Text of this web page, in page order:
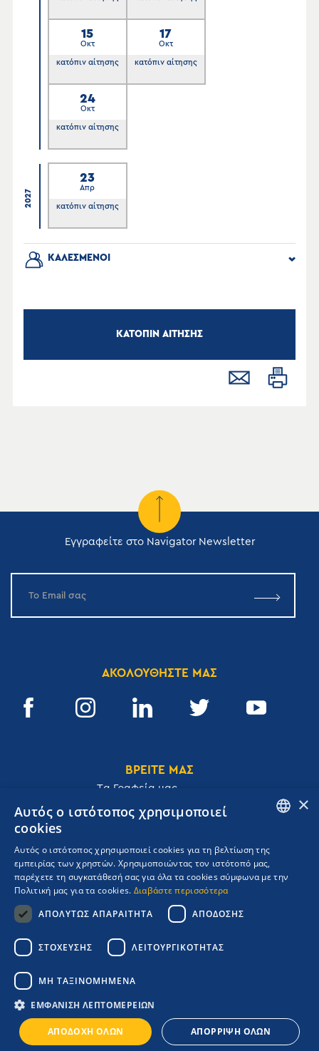
15
Οκτ
κατόπιν αίτησης
17
Οκτ
κατόπιν αίτησης
24
Οκτ
κατόπιν αίτησης
2027
23
Απρ
κατόπιν αίτησης
ΚΑΛΕΣΜΕΝΟΙ
ΚΑΤΟΠΙΝ ΑΙΤΗΣΗΣ
Εγγραφείτε στο Navigator Newsletter
ΑΚΟΛΟΥΘΗΣΤΕ ΜΑΣ
ΒΡΕΙΤΕ ΜΑΣ
Tα Γραφεία μας
Ακαδημίας 32, 106 72, Αθήνα, Ελλάδα
T. +30 210 3609801
F. +30 210 3602001
cruises@navigator.gr
reservations@navigator.gr
Copyrights Navigator ©
ΜΗ.Τ.Ε 0206Ε60000476600
Πολιτική Ποιότητας
Booking Engine:
Credits:
GREEK
×
Αυτός ο ιστότοπος χρησιμοποιεί
cookies
Αυτός ο ιστότοπος χρησιμοποιεί cookies για τη βελτίωση της
εμπειρίας των χρηστών. Χρησιμοποιώντας τον ιστότοπό μας,
παρέχετε τη συγκατάθεσή σας για όλα τα cookies σύμφωνα με την
Πολιτική μας για τα cookies. Διαβάστε περισσότερα
ΑΠΟΛΎΤΩΣ ΑΠΑΡΑΊΤΗΤΑ
ΑΠΌΔΟΣΗΣ
ΣΤΌΧΕΥΣΗΣ ΛΕΙΤΟΥΡΓΙΚΌΤΗΤΑΣ
ΜΗ ΤΑΞΙΝΟΜΗΜΈΝΑ
ΕΜΦΆΝΙΣΗ ΛΕΠΤΟΜΕΡΕΙΏΝ
ΑΠΟΔΟΧΉ ΌΛΩΝ ΑΠΌΡΡΙΨΗ ΌΛΩΝ